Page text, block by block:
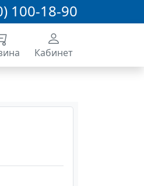
100-18-90
Кабинет